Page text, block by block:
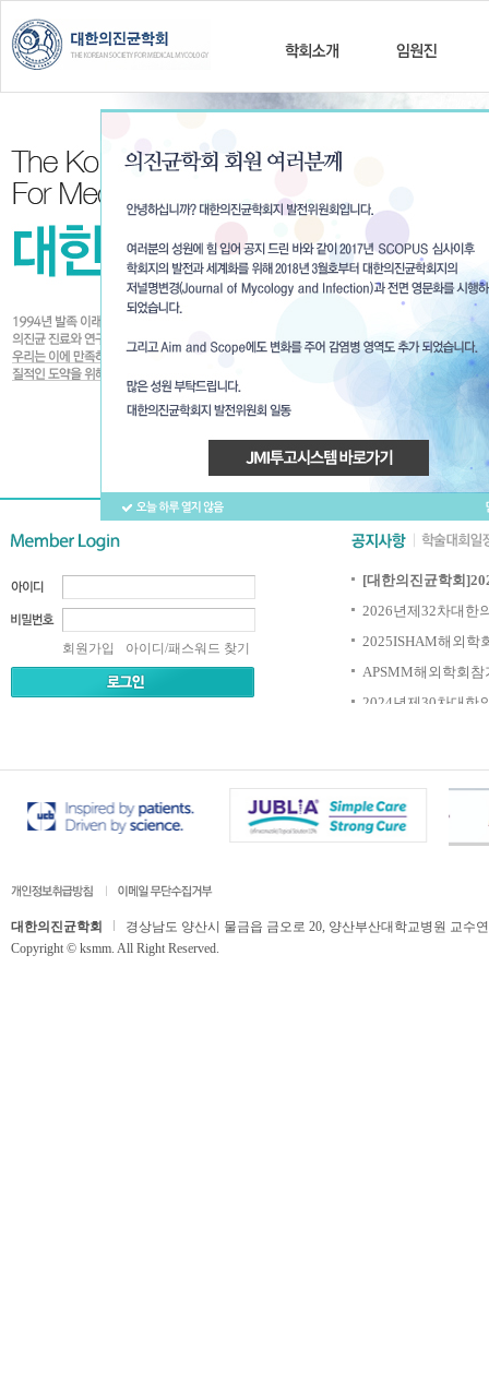
회원가입 아이디/패스워드 찾기
[대한의진균학회]
2026년 제32차 대한
2025 ISHAM 해외학
APSMM 해외학회
2024년 제30차 대한
대한의진균학회
경상남도 양산시 물금읍 금오로 20, 양산부산대학교병원 교수
Copyright © ksmm. All Right Reserved.